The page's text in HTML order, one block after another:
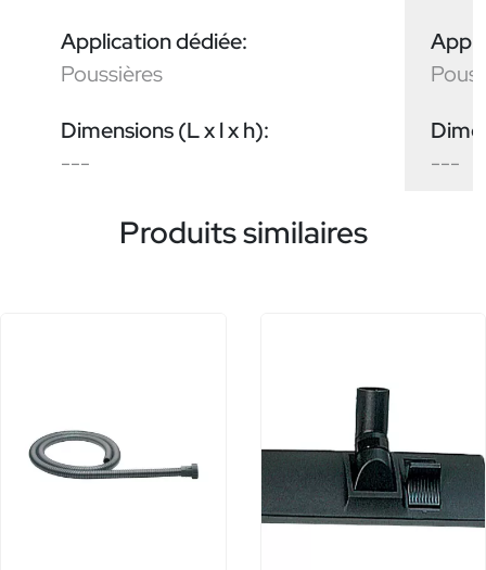
Application dédiée:
Poussières
Dimensions (L x l x h):
---
---
Produits similaires